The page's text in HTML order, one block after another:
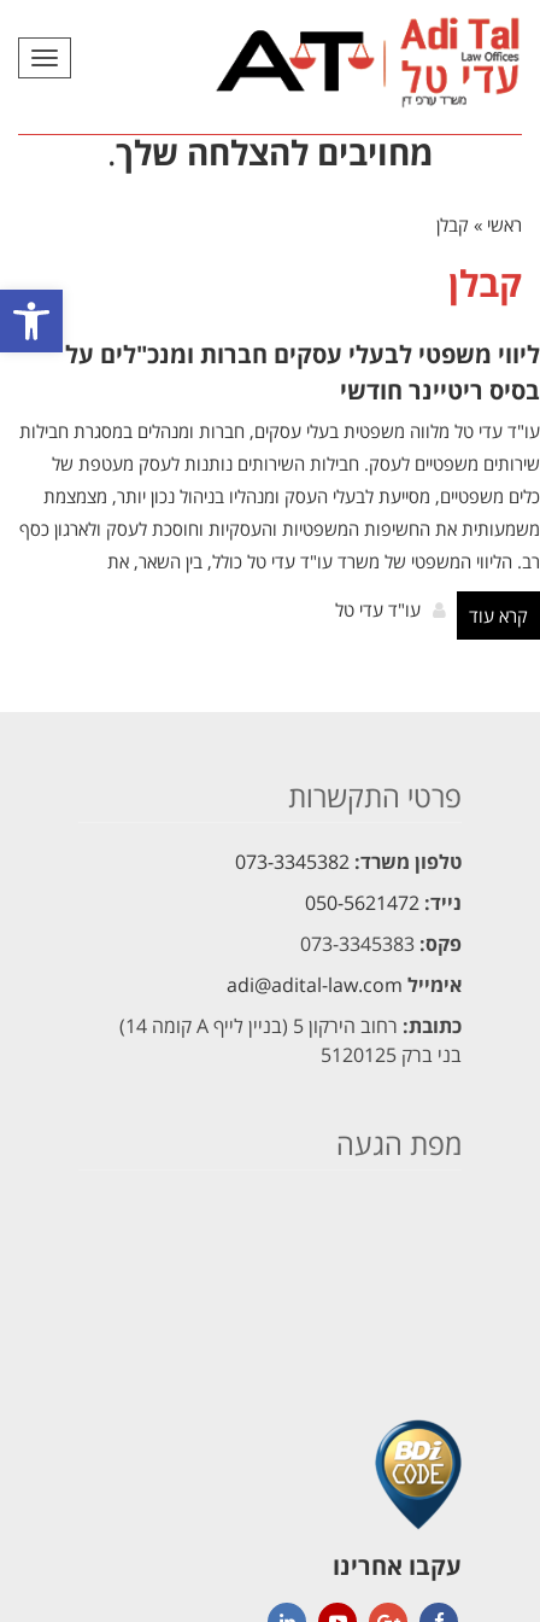
פתח
מחויבים להצלחה שלך.
ראשי » קבלן
קבלן
ליווי משפטי לבעלי עסקים חברות ומנכ"לים על
בסיס ריטיינר חודשי
עו"ד עדי טל מלווה משפטית בעלי עסקים, חברות ומנהלים במסגרת חבילות
שירותים משפטיים לעסק. חבילות השירותים נותנות לעסק מעטפת של
כלים משפטיים, מסייעת לבעלי העסק ומנהליו בניהול נכון יותר, מצמצמת
משמעותית את החשיפות המשפטיות והעסקיות וחוסכת לעסק ולארגון כסף
רב. הליווי המשפטי של משרד עו"ד עדי טל כולל, בין השאר, את
עו"ד עדי טל
קרא עוד
פרטי התקשרות
טלפון משרד: 073-3345382
נייד: 050-5621472
פקס:
אימייל adi@adital-law.com
כתובת: רחוב הירקון 5 (בניין לייף A קומה 14)
בני ברק 5120125
מפת הגעה
עקבו אחרינו